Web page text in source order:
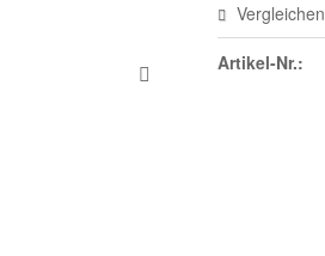
Vergleichen
Artikel-Nr.: